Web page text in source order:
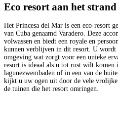
Eco resort aan het strand
Het Princesa del Mar is een eco-resort
van Cuba genaamd Varadero. Deze
volwassen en biedt een royale en
kunnen verblijven in dit resort. U wordt
omgeving wat zorgt voor een unieke
resort is ideaal als u tot rust wilt komen
lagunezwembaden of in een van de
kijkt u uw ogen uit door de vele
de tuinen die het resort omringen.